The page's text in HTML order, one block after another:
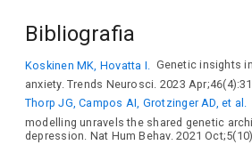
Bibliografia
Koskinen MK, Hovatta I.
Genetic insights
anxiety. Trends Neurosci. 2023
Thorp JG, Campos AI, Grotzinger AD, et al.
modelling unravels the shared genetic
depression. Nat Hum Behav. 2021